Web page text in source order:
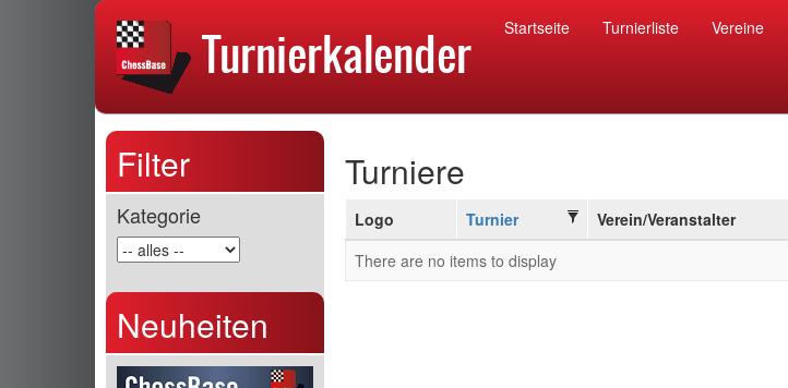
Startseite Turnierliste Vereine
Filter
Kategorie
Neuheiten
Turniere
Logo Turnier Verein/Veranstalter
There are no items to display